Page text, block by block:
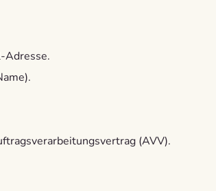
Adresse.
(AVV).